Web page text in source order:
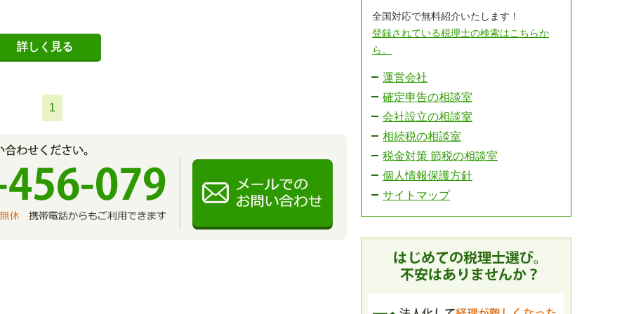
詳しく見る
1
全国対応で無料紹介いたします！
登録されている税理士の検索はこちらか
ら。
運営会社
確定申告の相談室
会社設立の相談室
相続税の相談室
税金対策 節税の相談室
個人情報保護方針
サイトマップ